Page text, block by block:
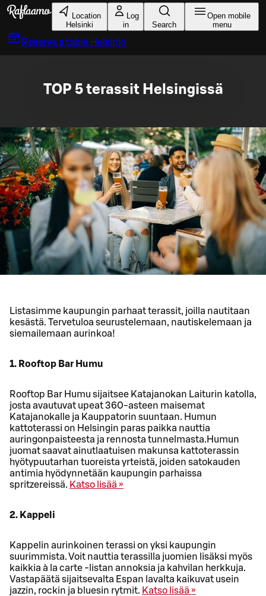
Skip to main content
Location
Helsinki
Log
in
Search
Open mobile
menu
Reserve a table Helsinki
TOP 5 terassit Helsingissä
Listasimme kaupungin parhaat terassit, joilla nautitaan
kesästä. Tervetuloa seurustelemaan, nautiskelemaan ja
siemailemaan aurinkoa!
1. Rooftop Bar Humu
Rooftop Bar Humu sijaitsee Katajanokan Laiturin katolla,
josta avautuvat upeat 360-asteen maisemat
Katajanokalle ja Kauppatorin suuntaan. Humun
kattoterassi on Helsingin paras paikka nauttia
auringonpaisteesta ja rennosta tunnelmasta.Humun
juomat saavat ainutlaatuisen makunsa kattoterassin
hyötypuutarhan tuoreista yrteistä, joiden satokauden
antimia hyödynnetään kaupungin parhaissa
spritzereissä. Katso lisää »
2. Kappeli
Kappelin aurinkoinen terassi on yksi kaupungin
suurimmista. Voit nauttia terassilla juomien lisäksi myös
kaikkia à la carte -listan annoksia ja kahvilan herkkuja.
Vastapäätä sijaitsevalta Espan lavalta kaikuvat usein
jazzin, rockin ja bluesin rytmit. Katso lisää »